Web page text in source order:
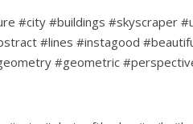
#city #buildings #skyscraper
#lines #instagood
#geometric